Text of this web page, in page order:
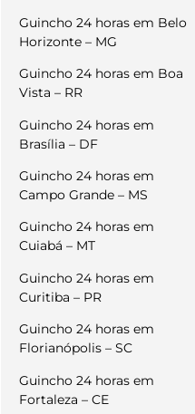
Guincho 24 horas em Belo
Horizonte – MG
Guincho 24 horas em Boa
Vista – RR
Guincho 24 horas em
Brasília – DF
Guincho 24 horas em
Campo Grande – MS
Guincho 24 horas em
Cuiabá – MT
Guincho 24 horas em
Curitiba – PR
Guincho 24 horas em
Florianópolis – SC
Guincho 24 horas em
Fortaleza – CE